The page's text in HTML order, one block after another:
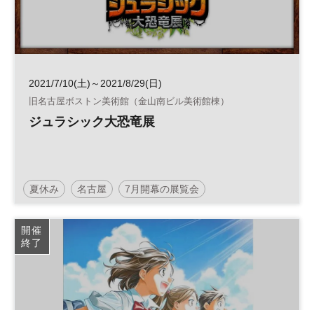
2021/7/10(土)～2021/8/29(日)
旧名古屋ボストン美術館（金山南ビル美術館棟）
ジュラシック大恐竜展
夏休み 名古屋 7月開幕の展覧会
開催
終了